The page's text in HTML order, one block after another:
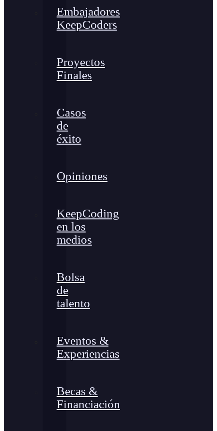
Embajadores
KeepCoders
Proyectos
Finales
Casos
de
éxito
Opiniones
KeepCoding
en los
medios
Bolsa
de
talento
Eventos &
Experiencias
Becas &
Financiación